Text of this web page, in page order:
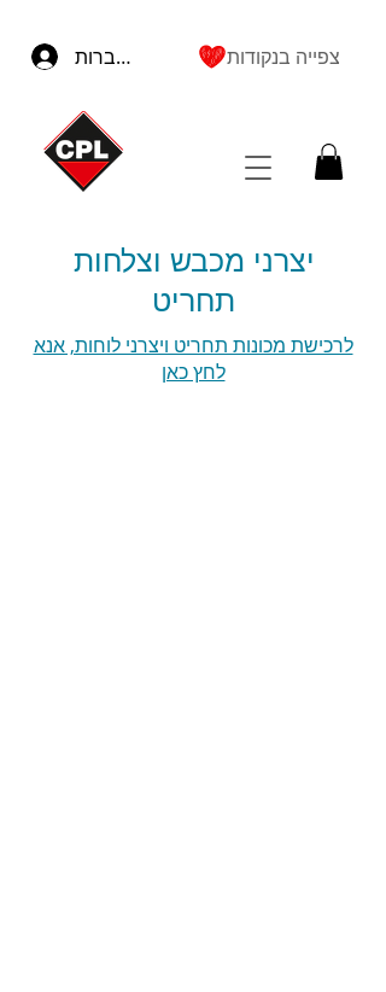
להתחברות צפייה בנקודות
יצרני מכבש וצלחות
תחריט
לרכישת מכונות תחריט ויצרני לוחות, אנא
לחץ כאן